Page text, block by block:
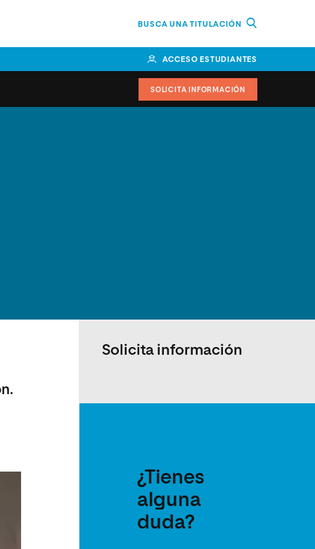
BUSCA UNA TITULACIÓN
ACCESO ESTUDIANTES
SOLICITA INFORMACIÓN
Solicita información
¿Tienes
alguna
duda?